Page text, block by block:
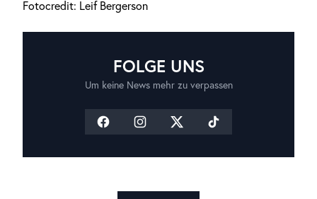
Fotocredit: Leif Bergerson
FOLGE UNS
Um keine News mehr zu verpassen